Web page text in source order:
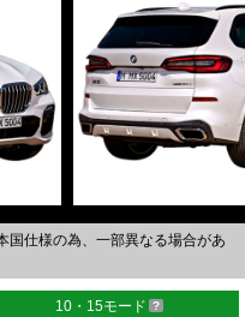
国仕様の為、一部異なる場合があ
10・15モード